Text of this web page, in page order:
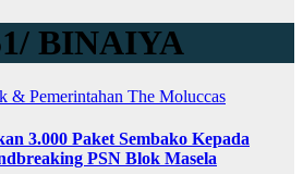
BINAIYA
& Pemerintahan The Moluccas
3.000 Paket Sembako Kepada
PSN Blok Masela